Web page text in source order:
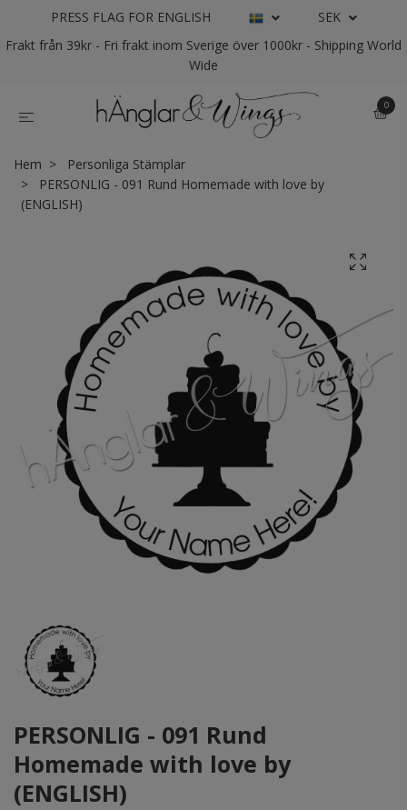
PRESS FLAG FOR ENGLISH
SEK
Frakt från 39kr - Fri frakt inom Sverige över 1000kr - Shipping World
Wide
0
Hem
Personliga Stämplar
PERSONLIG - 091 Rund Homemade with love by
(ENGLISH)
PERSONLIG - 091 Rund
Homemade with love by
(ENGLISH)